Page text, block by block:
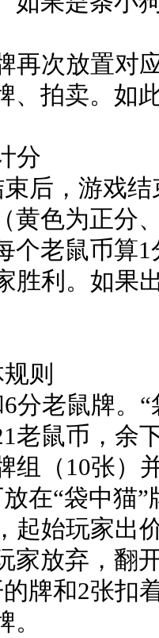
次放置对
、拍卖。如
分
后，游戏结
黄色为正分
个老鼠币算
利。如果
则
分老鼠牌。“
老鼠币，余
（10张）
在“袋中猫”
始玩家出
家放弃，翻
牌和2张扣